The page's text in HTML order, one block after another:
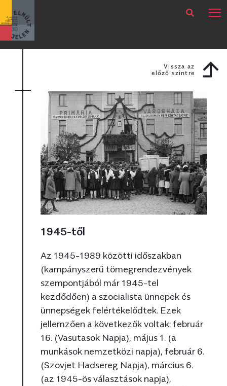
Vissza az
előző szintre
1945-től
Az 1945-1989 közötti időszakban
(kampányszerű tömegrendezvények
szempontjából már 1945-tel
kezdődően) a szocialista ünnepek és
ünnepségek felértékelődtek. Ezek
jellemzően a következők voltak: február
16. (Vasutasok Napja), május 1. (a
munkások nemzetközi napja), február 6.
(Szovjet Hadsereg Napja), március 6.
(az 1945-ös választások napja),